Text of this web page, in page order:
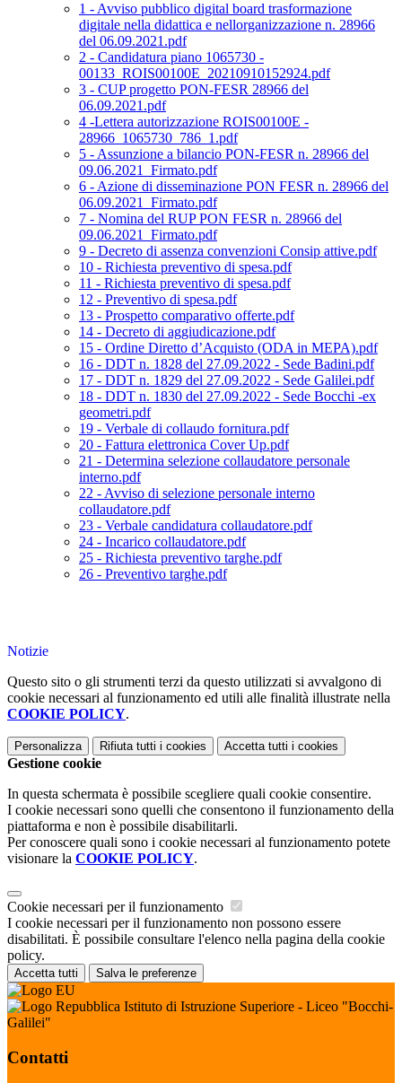
1 - Avviso pubblico digital board trasformazione
digitale nella didattica e nellorganizzazione n. 28966
del 06.09.2021.pdf
2 - Candidatura piano 1065730 -
00133_ROIS00100E_20210910152924.pdf
3 - CUP progetto PON-FESR 28966 del
06.09.2021.pdf
4 -Lettera autorizzazione ROIS00100E -
28966_1065730_786_1.pdf
5 - Assunzione a bilancio PON-FESR n. 28966 del
09.06.2021_Firmato.pdf
6 - Azione di disseminazione PON FESR n. 28966 del
06.09.2021_Firmato.pdf
7 - Nomina del RUP PON FESR n. 28966 del
09.06.2021_Firmato.pdf
9 - Decreto di assenza convenzioni Consip attive.pdf
10 - Richiesta preventivo di spesa.pdf
11 - Richiesta preventivo di spesa.pdf
12 - Preventivo di spesa.pdf
13 - Prospetto comparativo offerte.pdf
14 - Decreto di aggiudicazione.pdf
15 - Ordine Diretto d’Acquisto (ODA in MEPA).pdf
16 - DDT n. 1828 del 27.09.2022 - Sede Badini.pdf
17 - DDT n. 1829 del 27.09.2022 - Sede Galilei.pdf
18 - DDT n. 1830 del 27.09.2022 - Sede Bocchi -ex
geometri.pdf
19 - Verbale di collaudo fornitura.pdf
20 - Fattura elettronica Cover Up.pdf
21 - Determina selezione collaudatore personale
interno.pdf
22 - Avviso di selezione personale interno
collaudatore.pdf
23 - Verbale candidatura collaudatore.pdf
24 - Incarico collaudatore.pdf
25 - Richiesta preventivo targhe.pdf
26 - Preventivo targhe.pdf
Notizie
Questo sito o gli strumenti terzi da questo utilizzati si avvalgono di
cookie necessari al funzionamento ed utili alle finalità illustrate nella
COOKIE POLICY.
Personalizza Rifiuta tutti i cookies Accetta tutti i cookies
Gestione cookie
In questa schermata è possibile scegliere quali cookie consentire.
I cookie necessari sono quelli che consentono il funzionamento della
piattaforma e non è possibile disabilitarli.
Per conoscere quali sono i cookie necessari al funzionamento potete
visionare la COOKIE POLICY.
Cookie necessari per il funzionamento
I cookie necessari per il funzionamento non possono essere
disabilitati. È possibile consultare l'elenco nella pagina della cookie
policy.
Accetta tutti Salva le preferenze
Istituto di Istruzione Superiore - Liceo "Bocchi-
Galilei"
Contatti